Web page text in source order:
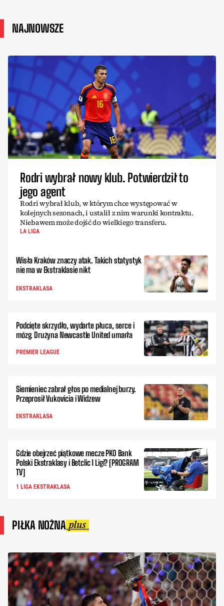
NAJNOWSZE
Rodri wybrał nowy klub. Potwierdził to
jego agent
Rodri wybrał klub, w którym chce występować w
kolejnych sezonach, i ustalił z nim warunki kontraktu.
Niebawem może dojść do wielkiego transferu.
LA LIGA
Wisła Kraków znaczy atak. Takich statystyk
nie ma w Ekstraklasie nikt
EKSTRAKLASA
Podcięte skrzydło, wydarte płuca, serce i
mózg. Drużyna Newcastle United umarła
PREMIER LEAGUE
Siemieniec zabrał głos po medialnej burzy.
Przeprosił Vukovicia i Widzew
EKSTRAKLASA
Gdzie obejrzeć piątkowe mecze PKO Bank
Polski Ekstraklasy i Betclic 1 Ligi? [PROGRAM
TV]
1 LIGA EKSTRAKLASA
PIŁKA NOŻNA